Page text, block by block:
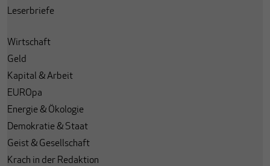
Leserbriefe
Wirtschaft
Geld
Kapital & Arbeit
EUROpa
Energie & Ökologie
Demokratie & Staat
Geist & Gesellschaft
Krach in der Redaktion